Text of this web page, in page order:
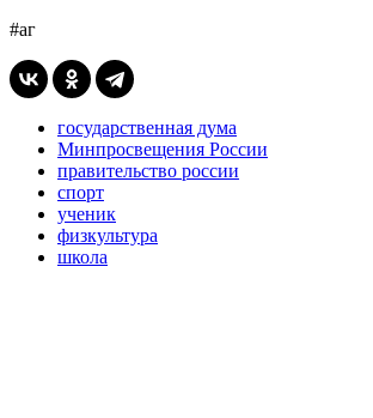
#аг
государственная дума
Минпросвещения России
правительство россии
спорт
ученик
физкультура
школа